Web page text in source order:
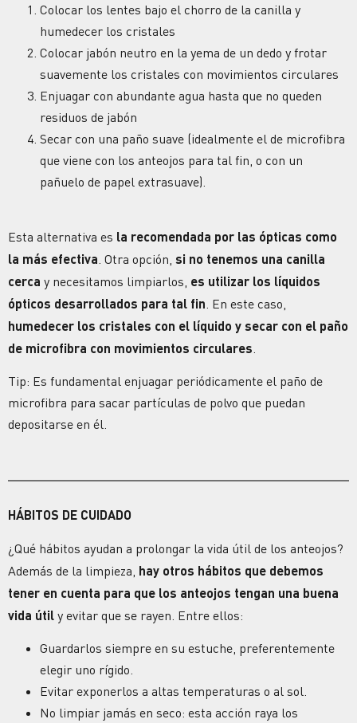
Colocar los lentes bajo el chorro de la canilla y
humedecer los cristales
Colocar jabón neutro en la yema de un dedo y frotar
suavemente los cristales con movimientos circulares
Enjuagar con abundante agua hasta que no queden
residuos de jabón
Secar con una paño suave (idealmente el de microfibra
que viene con los anteojos para tal fin, o con un
pañuelo de papel extrasuave).
Esta alternativa es la recomendada por las ópticas como
la más efectiva . Otra opción, si no tenemos una canilla
cerca y necesitamos limpiarlos, es utilizar los líquidos
ópticos desarrollados para tal fin . En este caso,
humedecer los cristales con el líquido y secar con el paño
de microfibra con movimientos circulares
Tip: Es fundamental enjuagar periódicamente el paño de
microfibra para sacar partículas de polvo que puedan
depositarse en él.
HÁBITOS DE CUIDADO
¿Qué hábitos ayudan a prolongar la vida útil de los anteojos?
Además de la limpieza, hay otros hábitos que debemos
tener en cuenta para que los anteojos tengan una buena
vida útil y evitar que se rayen. Entre ellos:
Guardarlos siempre en su estuche, preferentemente
elegir uno rígido.
Evitar exponerlos a altas temperaturas o al sol.
No limpiar jamás en seco: esta acción raya los